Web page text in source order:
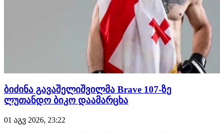
ბიძინა გავაშელიშვილმა Brave 107-ზე
ლუთანდო ბიკო დაამარცხა
01 აგვ 2026, 23:22